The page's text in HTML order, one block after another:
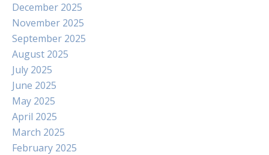
December 2025
November 2025
September 2025
August 2025
July 2025
June 2025
May 2025
April 2025
March 2025
February 2025